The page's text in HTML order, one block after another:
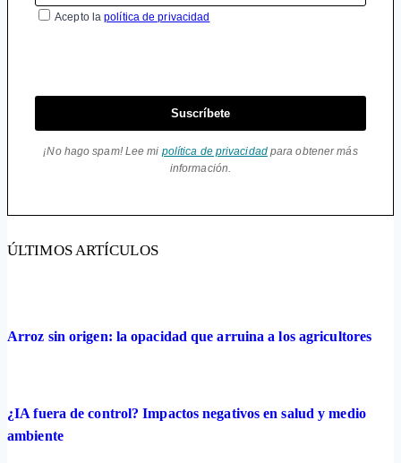
Acepto lapolítica de privacidad
Suscríbete
¡No hago spam! Lee mi política de privacidadpara obtener más
información.
ÚLTIMOS ARTÍCULOS
Arroz sin origen: la opacidad que arruina a los agricultores
¿IA fuera de control? Impactos negativos en salud y medio
ambiente